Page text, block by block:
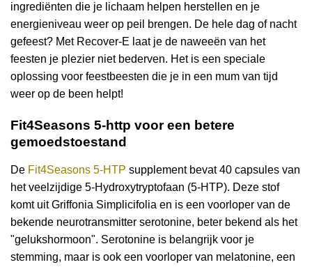
ingrediënten die je lichaam helpen herstellen en je
energieniveau weer op peil brengen. De hele dag of nacht
gefeest? Met Recover-E laat je de naweeën van het
feesten je plezier niet bederven. Het is een speciale
oplossing voor feestbeesten die je in een mum van tijd
weer op de been helpt!
Fit4Seasons 5-http voor een betere
gemoedstoestand
De Fit4Seasons 5-HTP supplement bevat 40 capsules van
het veelzijdige 5-Hydroxytryptofaan (5-HTP). Deze stof
komt uit Griffonia Simplicifolia en is een voorloper van de
bekende neurotransmitter serotonine, beter bekend als het
"gelukshormoon". Serotonine is belangrijk voor je
stemming, maar is ook een voorloper van melatonine, een